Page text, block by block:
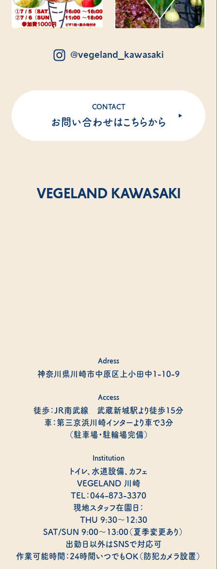
@vegeland_kawasaki
CONTACT
お問い合わせはこちらから
VEGELAND KAWASAKI
Adress
神奈川県川崎市中原区上小田中1-10-9
Access
徒歩：JR南武線 武蔵新城駅より徒歩15分
車：第三京浜川崎インターより車で3分
（駐車場・駐輪場完備）
Institution
トイレ、水道設備、カフェ
VEGELAND 川崎
TEL：044-873-3370
現地スタッフ在園日：
THU 9:30～12:30
SAT/SUN 9:00～13:00（夏季変更あり）
出勤日以外はSNSで対応可
作業可能時間：24時間いつでもOK（防犯カメラ設置）